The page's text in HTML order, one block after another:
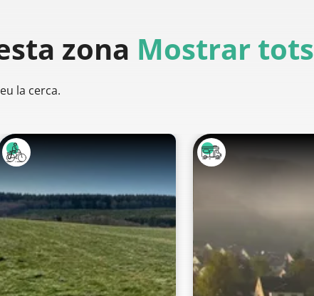
zona Mostrar tots
la cerca.